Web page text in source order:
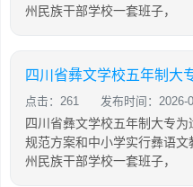
州民族干部学校一套班子，
四川省彝文学校五年制大
点击：261 发布时间：2026-
四川省彝文学校五年制大专
规范方案和中小学实行彝语
州民族干部学校一套班子，